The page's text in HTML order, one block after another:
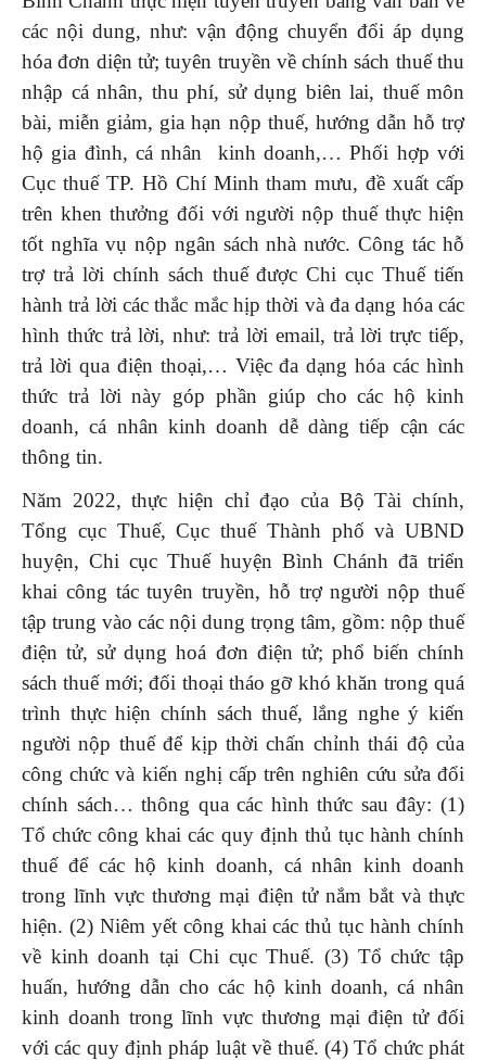
các nội dung, như: vận động chuyển đổi áp dụng
hóa đơn diện tử; tuyên truyền về chính sách thuế thu
nhập cá nhân, thu phí, sử dụng biên lai, thuế môn
bài, miễn giảm, gia hạn nộp thuế, hướng dẫn hỗ trợ
hộ gia đình, cá nhân kinh doanh,… Phối hợp với
Cục thuế TP. Hồ Chí Minh tham mưu, đề xuất cấp
trên khen thưởng đối với người nộp thuế thực hiện
tốt nghĩa vụ nộp ngân sách nhà nước. Công tác hỗ
trợ trả lời chính sách thuế được Chi cục Thuế tiến
hành trả lời các thắc mắc hịp thời và đa dạng hóa các
hình thức trả lời, như: trả lời email, trả lời trực tiếp,
trả lời qua điện thoại,… Việc đa dạng hóa các hình
thức trả lời này góp phần giúp cho các hộ kinh
doanh, cá nhân kinh doanh dễ dàng tiếp cận các
thông tin.
Năm 2022, thực hiện chỉ đạo của Bộ Tài chính,
Tổng cục Thuế, Cục thuế Thành phố và UBND
huyện, Chi cục Thuế huyện Bình Chánh đã triển
khai công tác tuyên truyền, hỗ trợ người nộp thuế
tập trung vào các nội dung trọng tâm, gồm: nộp thuế
điện tử, sử dụng hoá đơn điện tử; phổ biến chính
sách thuế mới; đối thoại tháo gỡ khó khăn trong quá
trình thực hiện chính sách thuế, lắng nghe ý kiến
người nộp thuế để kịp thời chấn chỉnh thái độ của
công chức và kiến nghị cấp trên nghiên cứu sửa đổi
chính sách… thông qua các hình thức sau đây: (1)
Tổ chức công khai các quy định thủ tục hành chính
thuế để các hộ kinh doanh, cá nhân kinh doanh
trong lĩnh vực thương mại điện tử nắm bắt và thực
hiện. (2) Niêm yết công khai các thủ tục hành chính
về kinh doanh tại Chi cục Thuế. (3) Tổ chức tập
huấn, hướng dẫn cho các hộ kinh doanh, cá nhân
kinh doanh trong lĩnh vực thương mại điện tử đối
với các quy định pháp luật về thuế. (4) Tổ chức phát